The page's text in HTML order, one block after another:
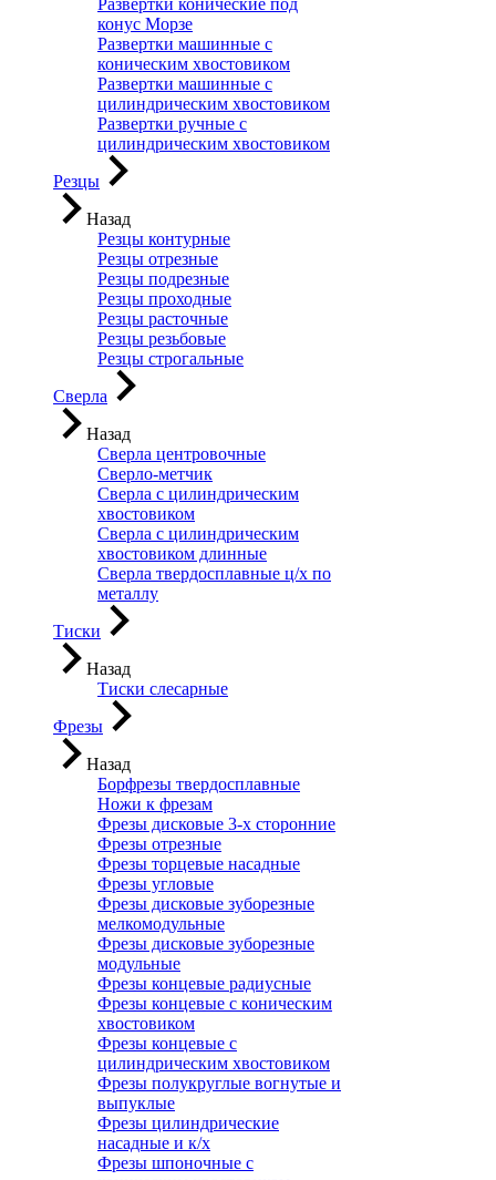
Развертки конические под
конус Морзе
Развертки машинные с
коническим хвостовиком
Развертки машинные с
цилиндрическим хвостовиком
Развертки ручные с
цилиндрическим хвостовиком
Резцы
Назад
Резцы контурные
Резцы отрезные
Резцы подрезные
Резцы проходные
Резцы расточные
Резцы резьбовые
Резцы строгальные
Сверла
Назад
Сверла центровочные
Сверло-метчик
Сверла с цилиндрическим
хвостовиком
Сверла с цилиндрическим
хвостовиком длинные
Сверла твердосплавные ц/х по
металлу
Тиски
Назад
Тиски слесарные
Фрезы
Назад
Борфрезы твердосплавные
Ножи к фрезам
Фрезы дисковые 3-х сторонние
Фрезы отрезные
Фрезы торцевые насадные
Фрезы угловые
Фрезы дисковые зуборезные
мелкомодульные
Фрезы дисковые зуборезные
модульные
Фрезы концевые радиусные
Фрезы концевые с коническим
хвостовиком
Фрезы концевые с
цилиндрическим хвостовиком
Фрезы полукруглые вогнутые и
выпуклые
Фрезы цилиндрические
насадные и к/х
Фрезы шпоночные с